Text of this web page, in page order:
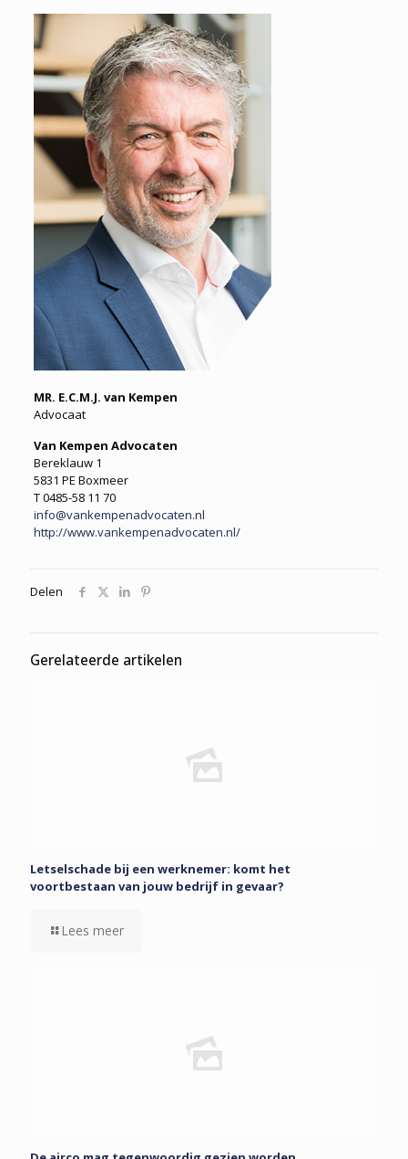
MR. E.C.M.J. van Kempen
Advocaat
Van Kempen Advocaten
Bereklauw 1
5831 PE Boxmeer
T 0485-58 11 70
info@vankempenadvocaten.nl
http://www.vankempenadvocaten.nl/
Delen
Gerelateerde artikelen
Letselschade bij een werknemer: komt het
voortbestaan van jouw bedrijf in gevaar?
Lees meer